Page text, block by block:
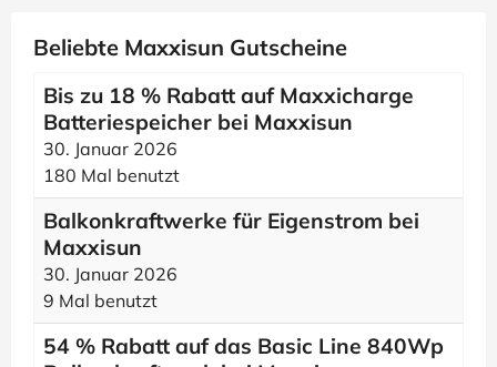
Beliebte Maxxisun Gutscheine
Bis zu 18 % Rabatt auf Maxxicharge
Batteriespeicher bei Maxxisun
30. Januar 2026
180 Mal benutzt
Balkonkraftwerke für Eigenstrom bei
Maxxisun
30. Januar 2026
9 Mal benutzt
54 % Rabatt auf das Basic Line 840Wp